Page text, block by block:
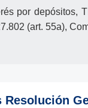
por depósitos,
(art. 55a),
Resolución